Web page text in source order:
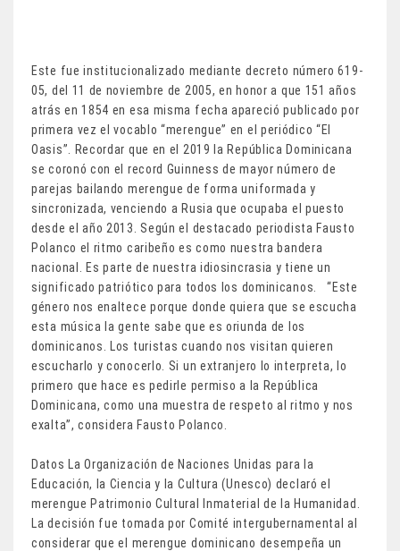
Este fue institucionalizado mediante decreto número 619-
05, del 11 de noviembre de 2005, en honor a que 151 años
atrás en 1854 en esa misma fecha apareció publicado por
primera vez el vocablo “merengue” en el periódico “El
Oasis”. Recordar que en el 2019 la República Dominicana
se coronó con el record Guinness de mayor número de
parejas bailando merengue de forma uniformada y
sincronizada, venciendo a Rusia que ocupaba el puesto
desde el año 2013. Según el destacado periodista Fausto
Polanco el ritmo caribeño es como nuestra bandera
nacional. Es parte de nuestra idiosincrasia y tiene un
significado patriótico para todos los dominicanos. “Este
género nos enaltece porque donde quiera que se escucha
esta música la gente sabe que es oriunda de los
dominicanos. Los turistas cuando nos visitan quieren
escucharlo y conocerlo. Si un extranjero lo interpreta, lo
primero que hace es pedirle permiso a la República
Dominicana, como una muestra de respeto al ritmo y nos
exalta”, considera Fausto Polanco.
Datos La Organización de Naciones Unidas para la
Educación, la Ciencia y la Cultura (Unesco) declaró el
merengue Patrimonio Cultural Inmaterial de la Humanidad.
La decisión fue tomada por Comité intergubernamental al
considerar que el merengue dominicano desempeña un